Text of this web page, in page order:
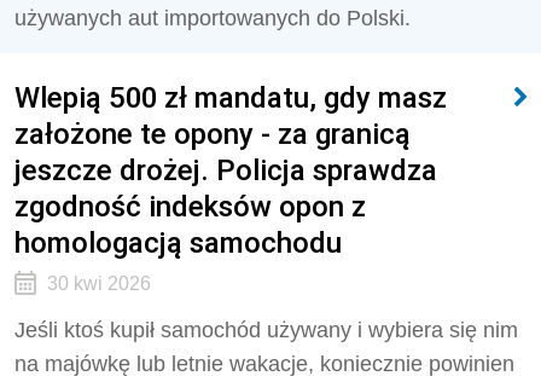
używanych aut importowanych do Polski.
Wlepią 500 zł mandatu, gdy masz
założone te opony - za granicą
jeszcze drożej. Policja sprawdza
zgodność indeksów opon z
homologacją samochodu
30 kwi 2026
Jeśli ktoś kupił samochód używany i wybiera się nim
na majówkę lub letnie wakacje, koniecznie powinien